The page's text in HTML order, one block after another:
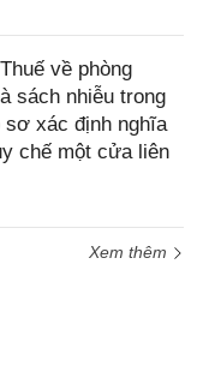
về phòng
sách nhiễu trong
sơ xác định nghĩa
chế một cửa liên
Xem thêm